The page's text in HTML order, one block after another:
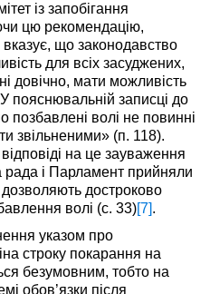
із запобігання
цю рекомендацію,
що законодавство
для всіх засуджених,
довічно, мати можливість
пояснювальній записці до
позбавлені волі не повинні
звільненими» (п. 118).
на це зауваження
і Парламент прийняли
достроково
волі (с. 33) [7] .
указом про
строку покарання на
безумовним, тобто на
обов’язки після